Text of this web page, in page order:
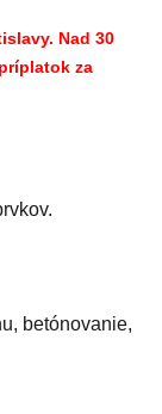
Nad 30
za
betónovanie,